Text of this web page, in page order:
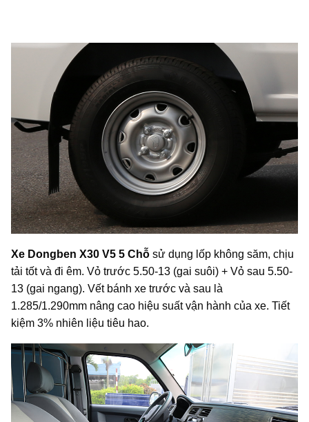
Xe Dongben X30 V5 5 Chỗ sử dụng lốp không săm, chịu
tải tốt và đi êm. Vỏ trước 5.50-13 (gai suôi) + Vỏ sau 5.50-
13 (gai ngang). Vết bánh xe trước và sau là
1.285/1.290mm nâng cao hiệu suất vận hành của xe. Tiết
kiệm 3% nhiên liệu tiêu hao.